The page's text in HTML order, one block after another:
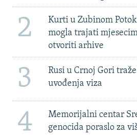
2
Kurti u Zubinom
mogla trajati
otvoriti arhive
3
Rusi u Crnoj Gori
uvođenja viza
4
Memorijalni centar
genocida poraslo za